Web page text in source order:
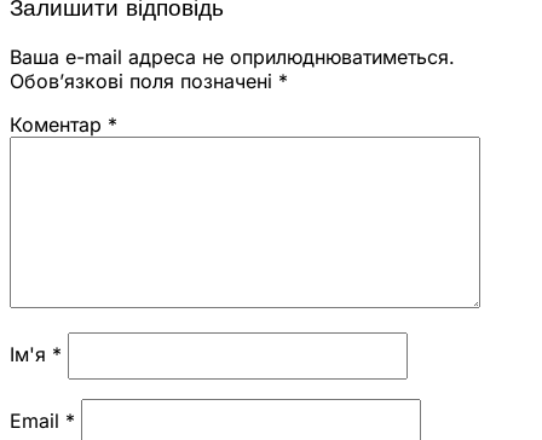
Залишити відповідь
Ваша e-mail адреса не оприлюднюватиметься.
Обов’язкові поля позначені *
Коментар *
Ім'я *
Email *